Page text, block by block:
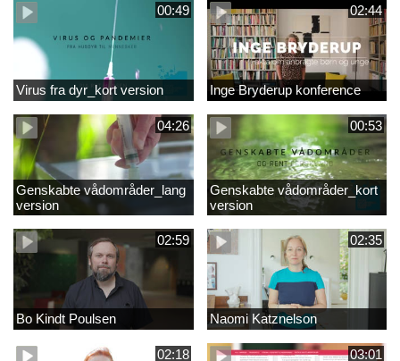
00:49
Virus fra dyr_kort version
02:44
Inge Bryderup konference
04:26
Genskabte vådområder_lang
version
00:53
Genskabte vådområder_kort
version
02:59
Bo Kindt Poulsen
02:35
Naomi Katznelson
02:18 03:01